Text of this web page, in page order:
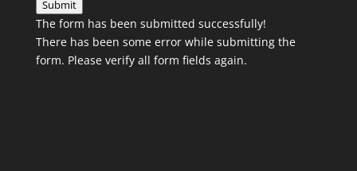
Submit
The form has been submitted successfully!
There has been some error while submitting the
form. Please verify all form fields again.